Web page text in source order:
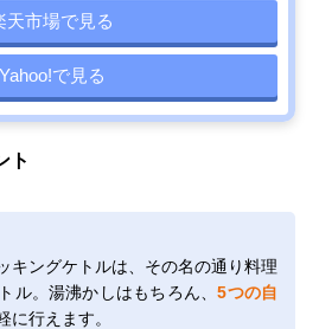
天市場で見る
Yahoo!で見る
ト
キングケトルは、その名の通り料理
ル。湯沸かしはもちろん、5つの自
に行えます。